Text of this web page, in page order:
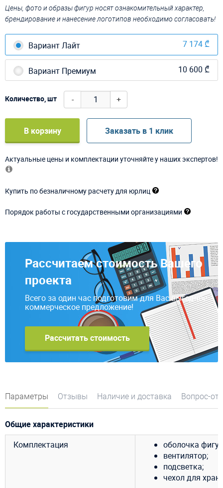
Цены, фото и образы фигур носят ознакомительный характер,
брендирование и нанесение логотипов необходимо согласовать!
Вариант Лайт 7 174 ₾
Вариант Премиум 10 600 ₾
Количество, шт - +
В корзину Заказать в 1 клик
Актуальные цены и комплектации уточняйте у наших экспертов!
Купить по безналичному расчету для юрлиц
Порядок работы с государственными организациями
Рассчитаем стоимость Вашего
проекта
Всего за один час подготовим для Вас выгодное
коммерческое предложение!
Рассчитать стоимость
Параметры Отзывы Наличие и доставка Вопрос-
Общие характеристики
Комплектация
оболочка
вентилятор;
подсветка;
чехол для